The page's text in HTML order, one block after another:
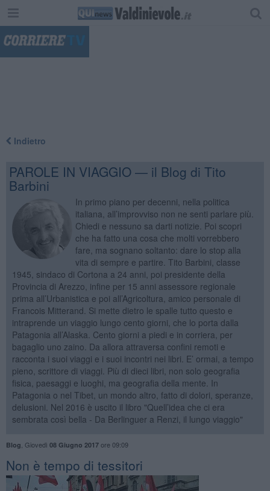
Indietro
PAROLE IN VIAGGIO — il Blog di Tito
Barbini
In primo piano per decenni, nella politica
italiana, all’improvviso non ne senti parlare più.
Chiedi e nessuno sa darti notizie. Poi scopri
che ha fatto una cosa che molti vorrebbero
fare, ma sognano soltanto: dare lo stop alla
vita di sempre e partire. Tito Barbini, classe
1945, sindaco di Cortona a 24 anni, poi presidente della
Provincia di Arezzo, infine per 15 anni assessore regionale
prima all’Urbanistica e poi all’Agricoltura, amico personale di
Francois Mitterand. Si mette dietro le spalle tutto questo e
intraprende un viaggio lungo cento giorni, che lo porta dalla
Patagonia all’Alaska. Cento giorni a piedi e in corriera, per
bagaglio uno zaino. Da allora attraversa confini remoti e
racconta i suoi viaggi e i suoi incontri nei libri. E’ ormai, a tempo
pieno, scrittore di viaggi. Più di dieci libri, non solo geografia
fisica, paesaggi e luoghi, ma geografia della mente. In
Patagonia o nel Tibet, un mondo altro, fatto di dolori, speranze,
delusioni. Nel 2016 è uscito il libro "Quell’idea che ci era
sembrata così bella - Da Berlinguer a Renzi, il lungo viaggio"
Blog Giovedì 08 Giugno 2017ore 09:09
Non è tempo di tessitori